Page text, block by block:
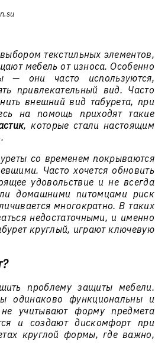
текстильных элементов,
мебель от износа. Особенно
— они часто используются,
привлекательный вид. Часто
внешний вид табурета, при
на помощь приходят такие
, которые стали настоящим
со временем покрываются
Часто хочется обновить
удовольствие и не всегда
домашними питомцами риск
многократно. В таких
недостаточными, и именно
круглый, играют ключевую
проблему защиты мебели.
одинаково функциональны и
учитывают форму предмета
и создают дискомфорт при
круглой формы, где важно,